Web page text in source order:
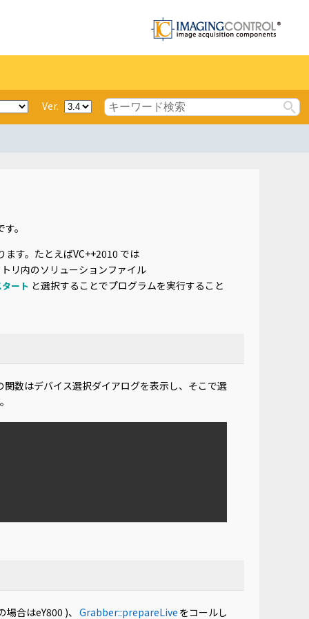
Ver.
。
ます。たとえばVC++2010 では
リ内のソリューションファイル
ート と選択することでプログラムを実行すること
関数はデバイス選択ダイアログを表示し、そこで選
場合はeY800 )、 Grabber::prepareLive をコールし